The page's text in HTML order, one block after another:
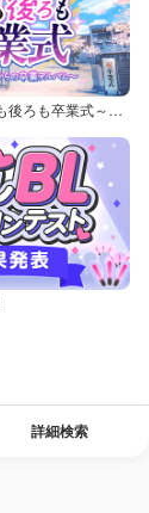
Renta!BL高校 前も後ろも卒業式～童貞・処女からの卒業アルバム～
詳細検索